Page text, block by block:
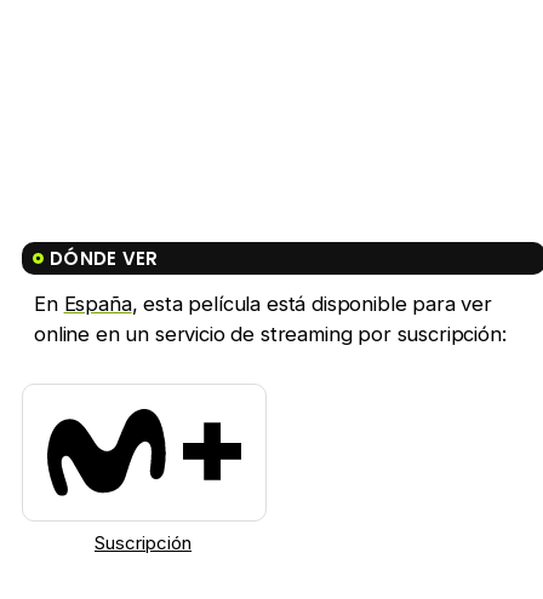
DÓNDE VER
En España, esta película está disponible para ver
online en un servicio de streaming por suscripción:
Suscripción